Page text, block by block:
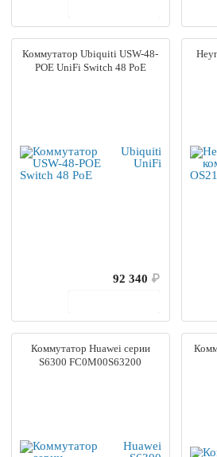
Коммутатор Ubiquiti USW-48-
POE UniFi Switch 48 PoE
92 340 ₽
Коммутатор Huawei серии
S6300 FC0M00S63200